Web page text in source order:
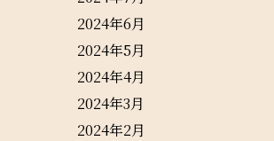
2024年6月
2024年5月
2024年4月
2024年3月
2024年2月